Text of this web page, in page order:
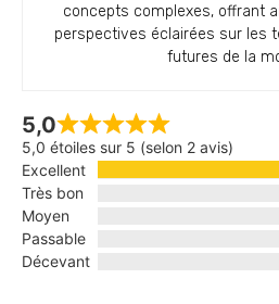
concepts complexes, offrant
perspectives éclairées sur les
futures de la
5,0
5,0 étoiles sur 5 (selon 2 avis)
Excellent
Très bon
Moyen
Passable
Décevant